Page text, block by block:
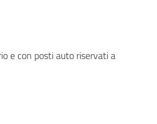
e con posti auto riservati a